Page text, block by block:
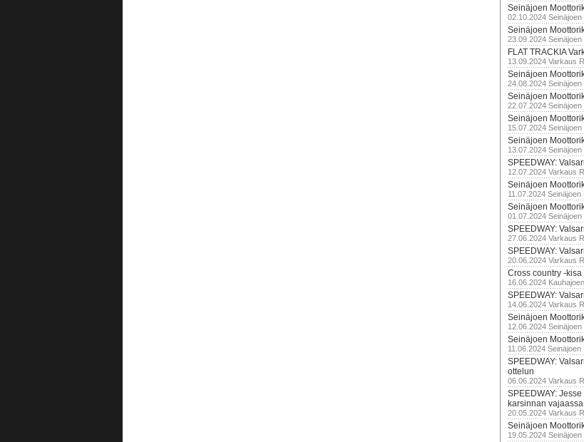
Seinäjoen
02.10.2024
Seinäjoen
23.09.2024
FLAT TRACKIA
13.09.2024 Varkaus
Seinäjoen
24.08.2024
Seinäjoen
22.07.2024
Seinäjoen
15.07.2024
Seinäjoen
13.07.2024
SPEEDWAY:
12.07.2024 Varkaus
Seinäjoen
11.07.2024
Seinäjoen
01.07.2024
SPEEDWAY:
27.06.2024 Varkaus
SPEEDWAY:
20.06.2024 Varkaus
Cross country -kisa
16.06.2024
SPEEDWAY:
14.06.2024 Varkaus
Seinäjoen
12.06.2024
Seinäjoen
11.06.2024
SPEEDWAY:
ottelun
06.06.2024 Varkaus
SPEEDWAY:
karsinnan
20.05.2024 Varkaus
Seinäjoen
19.05.2024